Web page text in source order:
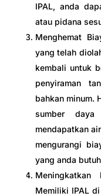
IPAL, anda
atau pidana
Menghemat
yang telah
kembali untuk
penyiraman
bahkan minum.
sumber
mendapatkan
mengurangi
yang anda
Memiliki IPAL